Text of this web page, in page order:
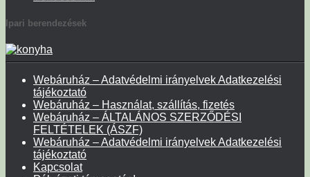
Ipari berendezések
Webáruház – Adatvédelmi irányelvek Adatkezelési
tájékoztató
Webáruház – Használat, szállítás, fizetés
Webáruház – ÁLTALÁNOS SZERZŐDÉSI
FELTÉTELEK (ÁSZF)
Webáruház – Adatvédelmi irányelvek Adatkezelési
tájékoztató
Kapcsolat